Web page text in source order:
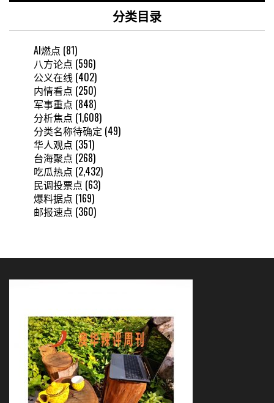
分类目录
AI燃点 (81)
八方论点 (596)
公义在线 (402)
内情看点 (250)
军事重点 (848)
分析焦点 (1,608)
分类名称待确定 (49)
华人观点 (351)
台海聚点 (268)
吃瓜热点 (2,432)
民调投票点 (63)
爆料据点 (169)
邮报速点 (360)